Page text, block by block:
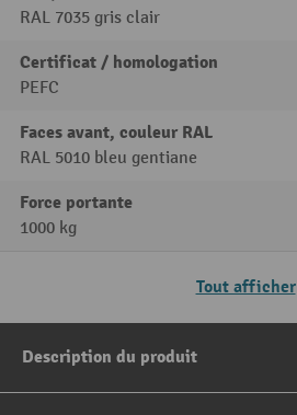
RAL 7035 gris clair
Certificat / homologation
PEFC
Faces avant, couleur RAL
RAL 5010 bleu gentiane
Force portante
1000 kg
Tout afficher
Description du produit